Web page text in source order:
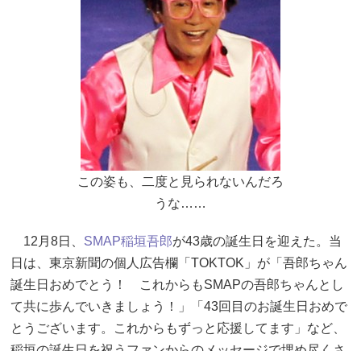
この姿も、二度と見られないんだろ
うな……
12月8日、 SMAP稲垣吾郎が43歳の誕生日を迎えた。当
日は、東京新聞の個人広告欄「TOKTOK」が「吾郎ちゃん
誕生日おめでとう！ これからもSMAPの吾郎ちゃんとし
て共に歩んでいきましょう！」「43回目のお誕生日おめで
とうございます。これからもずっと応援してます」など、